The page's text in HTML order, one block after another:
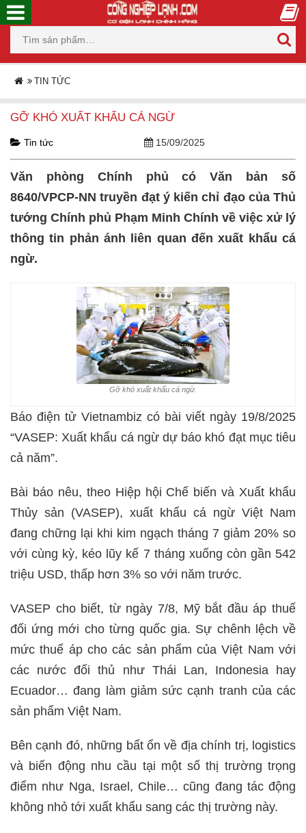
TIN TỨC
GỠ KHÓ XUẤT KHẨU CÁ NGỪ
Tin tức 15/09/2025
Văn phòng Chính phủ có Văn bản số
8640/VPCP-NN truyền đạt ý kiến chỉ đạo của Thủ
tướng Chính phủ Phạm Minh Chính về việc xử lý
thông tin phản ánh liên quan đến xuất khẩu cá
ngừ.
Gỡ khó xuất khẩu cá ngừ.
Báo điện tử Vietnambiz có bài viết ngày 19/8/2025
“VASEP: Xuất khẩu cá ngừ dự báo khó đạt mục tiêu
cả năm”.
Bài báo nêu, theo Hiệp hội Chế biến và Xuất khẩu
Thủy sản (VASEP), xuất khẩu cá ngừ Việt Nam
đang chững lại khi kim ngạch tháng 7 giảm 20% so
với cùng kỳ, kéo lũy kế 7 tháng xuống còn gần 542
triệu USD, thấp hơn 3% so với năm trước.
VASEP cho biết, từ ngày 7/8, Mỹ bắt đầu áp thuế
đối ứng mới cho từng quốc gia. Sự chênh lệch về
mức thuế áp cho các sản phẩm của Việt Nam với
các nước đối thủ như Thái Lan, Indonesia hay
Ecuador… đang làm giảm sức cạnh tranh của các
sản phẩm Việt Nam.
Bên cạnh đó, những bất ổn về địa chính trị, logistics
và biến động nhu cầu tại một số thị trường trọng
điểm như Nga, Israel, Chile… cũng đang tác động
không nhỏ tới xuất khẩu sang các thị trường này.